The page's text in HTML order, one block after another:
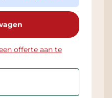
offerte aan te